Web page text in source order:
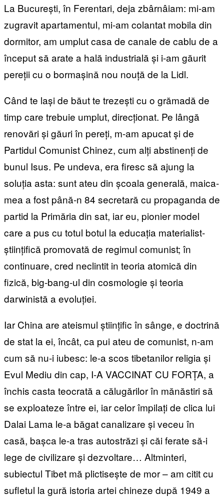
La București, în Ferentari, deja zbârnâiam: mi-am
zugravit apartamentul, mi-am colantat mobila din
dormitor, am umplut casa de canale de cablu de a
început să arate a hală industrială și i-am găurit
pereții cu o bormașină nou nouță de la Lidl.
Când te lași de băut te trezești cu o grămadă de
timp care trebuie umplut, direcționat. Pe lângă
renovări și găuri în pereți, m-am apucat și de
Partidul Comunist Chinez, cum alți abstinenți de
bunul Isus. Pe undeva, era firesc să ajung la
soluția asta: sunt ateu din școala generală, maica-
mea a fost până-n 84 secretară cu propaganda de
partid la Primăria din sat, iar eu, pionier model
care a pus cu totul botul la educația materialist-
științifică promovată de regimul comunist; în
continuare, cred neclintit in teoria atomică din
fizică, big-bang-ul din cosmologie și teoria
darwinistă a evoluției.
Iar China are ateismul științific în sânge, e doctrină
de stat la ei, încât, ca pui ateu de comunist, n-am
cum să nu-i iubesc: le-a scos tibetanilor religia și
Evul Mediu din cap, I-A VACCINAT CU FORȚA, a
închis casta teocrată a călugărilor în mănăstiri să
se exploateze între ei, iar celor împilați de clica lui
Dalai Lama le-a băgat canalizare și veceu în
casă, bașca le-a tras autostrăzi și căi ferate să-i
lege de civilizare și dezvoltare… Altminteri,
subiectul Tibet mă plictisește de mor – am citit cu
sufletul la gură istoria artei chineze după 1949 a